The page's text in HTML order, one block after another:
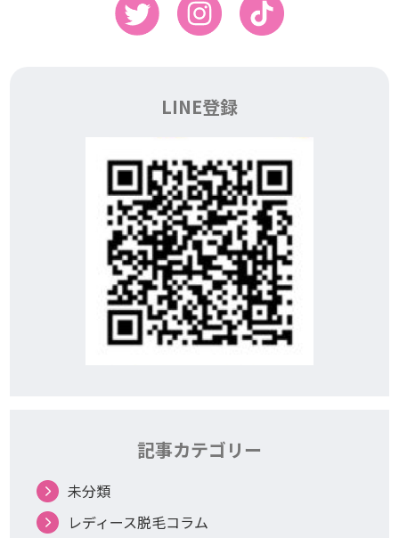
LINE登録
記事カテゴリー
未分類
レディース脱毛コラム